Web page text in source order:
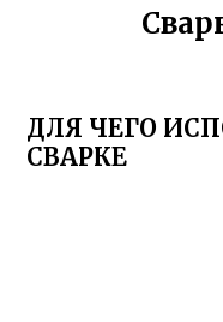
ДЛЯ ЧЕГО
СВАРКЕ